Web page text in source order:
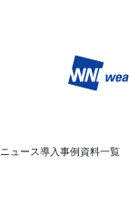
ニュース導入事例資料一覧